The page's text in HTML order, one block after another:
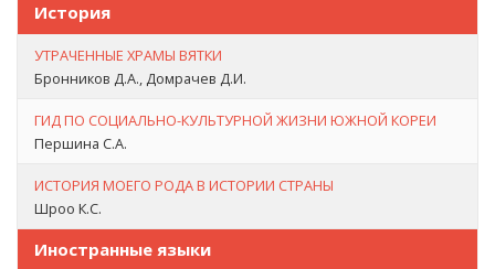
История
УТРАЧЕННЫЕ ХРАМЫ ВЯТКИ
Бронников Д.А., Домрачев Д.И.
ГИД ПО СОЦИАЛЬНО-КУЛЬТУРНОЙ ЖИЗНИ ЮЖНОЙ КОРЕИ
Першина С.А.
ИСТОРИЯ МОЕГО РОДА В ИСТОРИИ СТРАНЫ
Шроо К.С.
Иностранные языки